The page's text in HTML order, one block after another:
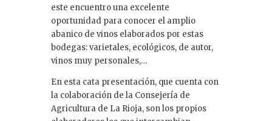
este encuentro una excelente
oportunidad para conocer el amplio
abanico de vinos elaborados por estas
bodegas: varietales, ecológicos, de autor,
vinos muy personales,…
En esta cata presentación, que cuenta con
la colaboración de la Consejería de
Agricultura de La Rioja, son los propios